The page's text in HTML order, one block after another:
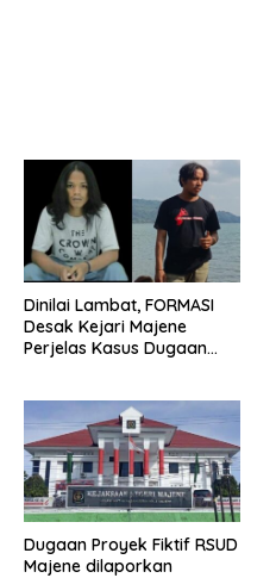
Dinilai Lambat, FORMASI
Desak Kejari Majene
Perjelas Kasus Dugaan
Dugaan Proyek Fiktif RSUD
Majene dilaporkan